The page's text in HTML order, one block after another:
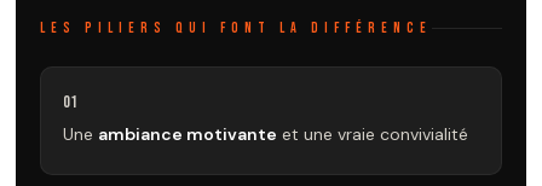
LES PILIERS QUI FONT LA DIFFÉRENCE
01
Une ambiance motivante et une vraie convivialité